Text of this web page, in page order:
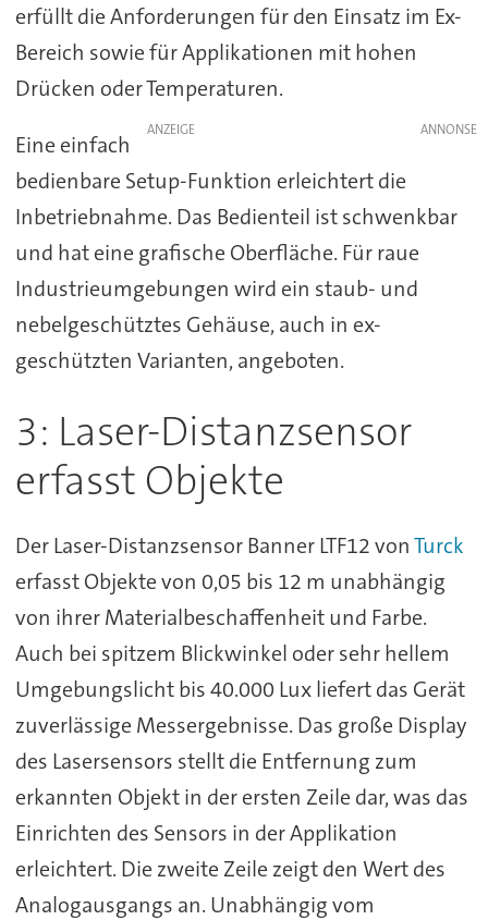
erfüllt die Anforderungen für den Einsatz im Ex-
Bereich sowie für Applikationen mit hohen
Drücken oder Temperaturen.
ANZEIGE
Eine einfach
bedienbare Setup-Funktion erleichtert die
Inbetriebnahme. Das Bedienteil ist schwenkbar
und hat eine grafische Oberfläche. Für raue
Industrieumgebungen wird ein staub- und
nebelgeschütztes Gehäuse, auch in ex-
geschützten Varianten, angeboten.
3: Laser-Distanzsensor
erfasst Objekte
Der Laser-Distanzsensor Banner LTF12 vonTurck
erfasst Objekte von 0,05 bis 12 m unabhängig
von ihrer Materialbeschaffenheit und Farbe.
Auch bei spitzem Blickwinkel oder sehr hellem
Umgebungslicht bis 40.000 Lux liefert das Gerät
zuverlässige Messergebnisse. Das große Display
des Lasersensors stellt die Entfernung zum
erkannten Objekt in der ersten Zeile dar, was das
Einrichten des Sensors in der Applikation
erleichtert. Die zweite Zeile zeigt den Wert des
Analogausgangs an. Unabhängig vom